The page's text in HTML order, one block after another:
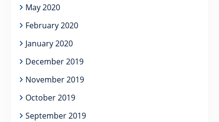
May 2020
February 2020
January 2020
December 2019
November 2019
October 2019
September 2019